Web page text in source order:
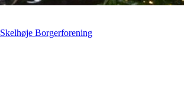
Skelhøje Borgerforening